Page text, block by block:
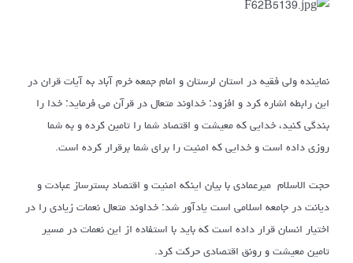
نماینده ولی فقیه در استان لرستان و امام جمعه خرم آباد به آیات قران در
این رابطه اشاره کرد و افزود: خداوند متعال در قرآن می فرماید: خدا را
بندگی کنید، خدایی که معیشت و اقتصاد شما را تامین کرده و به شما
روزی داده است و خدایی که امنیت را برای شما برقرار کرده است.
حجت الاسلام میرعمادی با بیان اینکه امنیت و اقتصاد بسترساز عبادت و
دیانت در جامعه اسلامی است یادآور شد: خداوند متعال نعمات زیادی را در
اختیار انسان قرار داده است که باید با استفاده از این نعمات در مسیر
تامین معیشت و رونق اقتصادی حرکت کرد.